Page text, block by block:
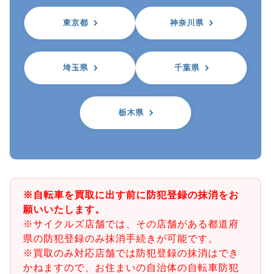
東京都 神奈川県
埼玉県 千葉県
栃木県
※自転車を買取に出す前に防犯登録の抹消をお
願いいたします。
※サイクルズ店舗では、その店舗がある都道府
県の防犯登録のみ抹消手続きが可能です。
※買取のみ対応店舗では防犯登録の抹消はでき
かねますので、お住まいの自治体の自転車防犯